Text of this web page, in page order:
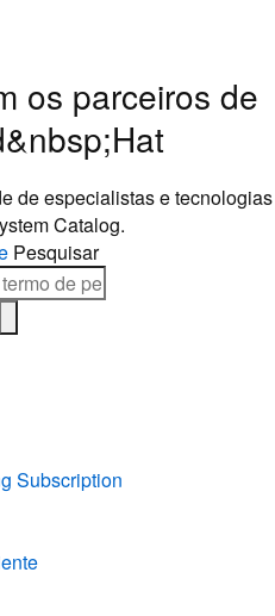
os parceiros de
de especialistas e tecnologias
Catalog.
Pesquisar
Subscription